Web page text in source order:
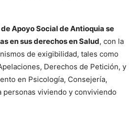
de Apoyo Social de Antioquia se
en sus derechos en Salud, con la
de exigibilidad, tales como
Derechos de Petición, y
en Psicología, Consejería,
personas viviendo y conviviendo